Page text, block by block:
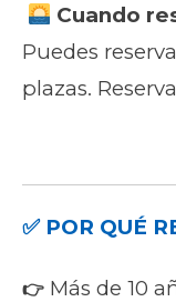
Cuando
Puedes
plazas.
✅ POR QUÉ
👉 Más de 10